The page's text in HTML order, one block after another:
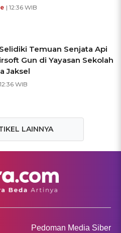
| 12:36 WIB
Temuan Senjata Api
Gun di Yayasan Sekolah
Jaksel
WIB
LAINNYA
Pedoman Media Siber